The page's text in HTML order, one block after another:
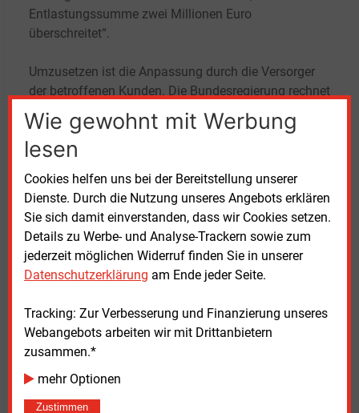
Wie gewohnt mit Werbung
lesen
Cookies helfen uns bei der Bereitstellung unserer
Dienste. Durch die Nutzung unseres Angebots erklären
Sie sich damit einverstanden, dass wir Cookies setzen.
Details zu Werbe- und Analyse-Trackern sowie zum
jederzeit möglichen Widerruf finden Sie in unserer
Datenschutzerklärung am Ende jeder Seite.
Tracking: Zur Verbesserung und Finanzierung unseres
Webangebots arbeiten wir mit Drittanbietern
zusammen.*
mehr Optionen
Zustimmen
Entlastungssumme zwei Millionen Euro
überschreitet“.
Umzusetzen ist die Anpassung durch die Versorger
der betroffenen Kunden. Die Bundesregierung rechnet
„in etwa 1.000 Fällen“ mit einer erneuten Anpassung
der Entlastungsbeträge durch den Energieversorger.
„Für die Identifikation der
Entlastungsbetragsanpassung ist ein erhöhter
Zeitaufwand im Einzelfall anzunehmen“, so die
Verordnung. Dieser werde mit 60 Minuten und
Personalkosten von 59,50 Euro pro Fall erstattet.
DieÄnderungsverordnung der Bundesregierung
Freitag, 22.09.2023, 11:51 Uhr